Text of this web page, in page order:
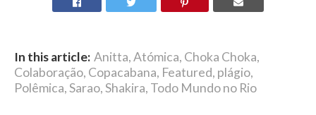
In this article: Anitta,Atómica, Choka Choka,
Colaboração, Copacabana, Featured, plágio,
Polêmica,Sarao,Shakira, Todo Mundo no Rio